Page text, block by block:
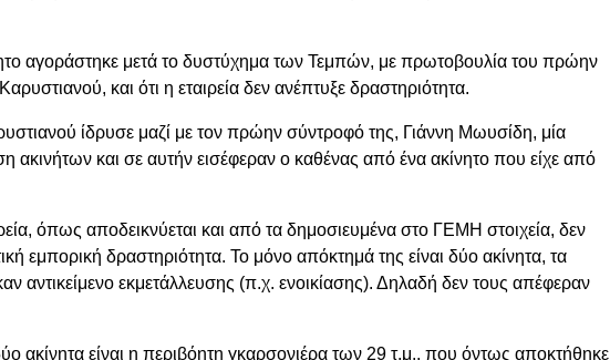
αγοράστηκε μετά το δυστύχημα των Τεμπών, με πρωτοβουλία του πρώην
και ότι η εταιρεία δεν ανέπτυξε δραστηριότητα.
ίδρυσε μαζί με τον πρώην σύντροφό της, Γιάννη Μωυσίδη, μία
ακινήτων και σε αυτήν εισέφεραν ο καθένας από ένα ακίνητο που είχε από
όπως αποδεικνύεται και από τα δημοσιευμένα στο ΓΕΜΗ στοιχεία, δεν
εμπορική δραστηριότητα. Το μόνο απόκτημά της είναι δύο ακίνητα, τα
αντικείμενο εκμετάλλευσης (π.χ. ενοικίασης). Δηλαδή δεν τους απέφεραν
ακίνητα είναι η περιβόητη γκαρσονιέρα των 29 τ.μ., που όντως αποκτήθηκε